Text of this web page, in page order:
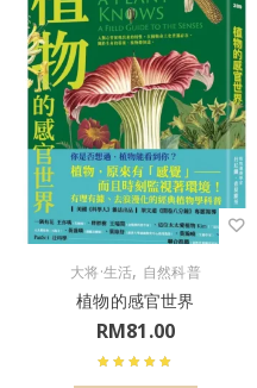
大将·生活, 自然科普
植物的感官世界
RM81.00